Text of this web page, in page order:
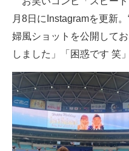
スマホと通信の最新トレンド
進化するPCとデバイスの未来
好きが集まる 比べて選べる
ビジネスと働き方のヒント
AI活用のいまが分かる
月8日にInstagramを更新
婦風ショットを公開して
しました」「困惑です 笑